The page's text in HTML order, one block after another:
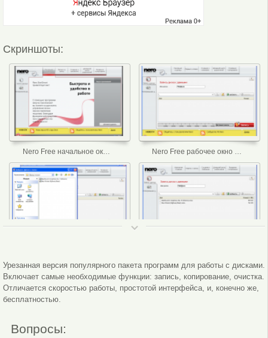
Скриншоты:
Nero Free начальное окно программы. Nero Free рабочее окно программы.
Урезанная версия популярного пакета программ для работы с дисками.
Включает самые необходимые функции: запись, копирование, очистка.
Отличается скоростью работы, простотой интерфейса, и, конечно же,
бесплатностью.
Вопросы: